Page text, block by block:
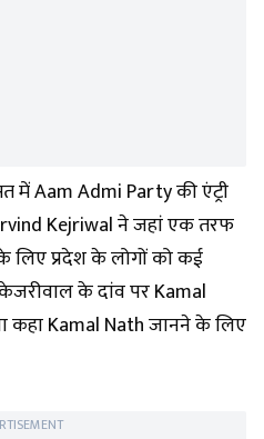
में Aam Admi Party की एंट्री
Kejriwal ने जहां एक तरफ
लिए प्रदेश के लोगों को कई
के दांव पर Kamal
कहा Kamal Nath जानने के लिए